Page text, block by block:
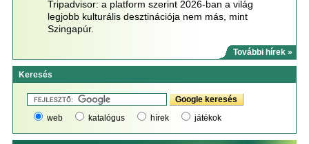
Tripadvisor: a platform szerint 2026-ban a világ
legjobb kulturális desztinációja nem más, mint
Szingapúr.
További hírek »
Keresés
web katalógus hírek játékok